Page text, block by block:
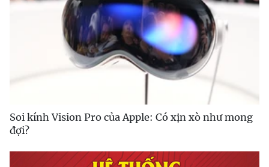
Soi kính Vision Pro của Apple: Có xịn xò như mong
đợi?